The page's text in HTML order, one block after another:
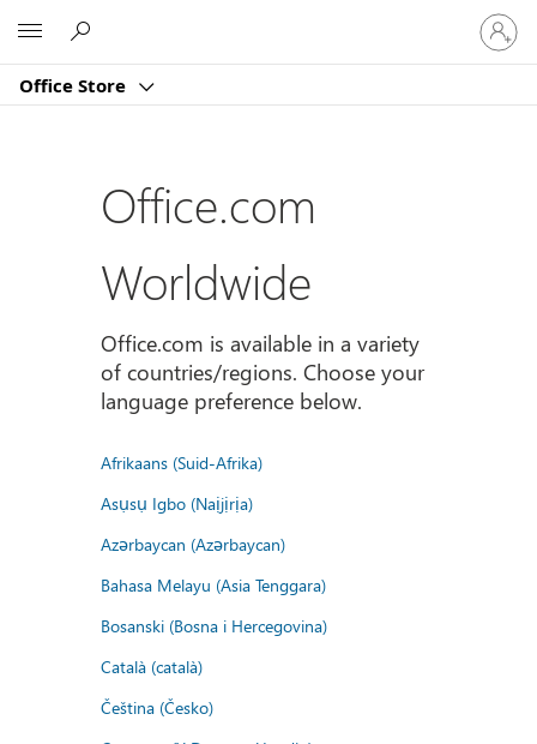
Office Store
Sign
in
to
account
Office.com
Worldwide
Office.com is available in a variety
of countries/regions. Choose your
language preference below.
Afrikaans (Suid-Afrika)
Asụsụ Igbo (Naịjịrịa)
Azərbaycan (Azərbaycan)
Bahasa Melayu (Asia Tenggara)
Bosanski (Bosna i Hercegovina)
Català (català)
Čeština (Česko)